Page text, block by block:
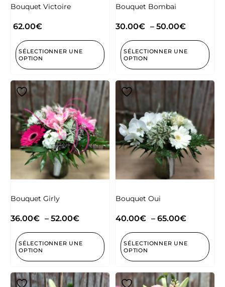
Bouquet Victoire
62.00€
SÉLECTIONNER UNE
OPTION
Bouquet Bombai
30.00€ – 50.00€
SÉLECTIONNER UNE
OPTION
Bouquet Girly
36.00€ – 52.00€
SÉLECTIONNER UNE
OPTION
Bouquet Oui
40.00€ – 65.00€
SÉLECTIONNER UNE
OPTION